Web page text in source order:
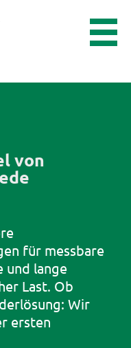
von
für messbare
und lange
Last. Ob
Wir
ersten